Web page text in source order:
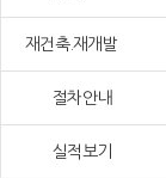
재건축.재개발
절차안내
실적보기